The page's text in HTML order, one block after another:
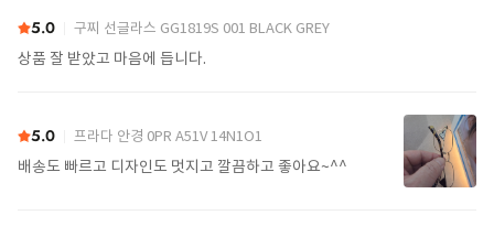
5.0 구찌 선글라스 GG1819S 001 BLACK GREY
상품 잘 받았고 마음에 듭니다.
5.0 프라다 안경 0PR A51V 14N1O1
배송도 빠르고 디자인도 멋지고 깔끔하고 좋아요~^^